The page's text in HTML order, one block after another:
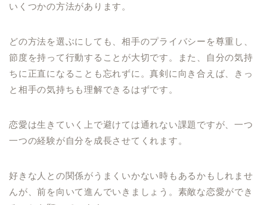
いくつかの方法があります。
どの方法を選ぶにしても、相手のプライバシーを尊重し、
節度を持って行動することが大切です。また、自分の気持
ちに正直になることも忘れずに。真剣に向き合えば、きっ
と相手の気持ちも理解できるはずです。
恋愛は生きていく上で避けては通れない課題ですが、一つ
一つの経験が自分を成長させてくれます。
好きな人との関係がうまくいかない時もあるかもしれませ
んが、前を向いて進んでいきましょう。素敵な恋愛ができ